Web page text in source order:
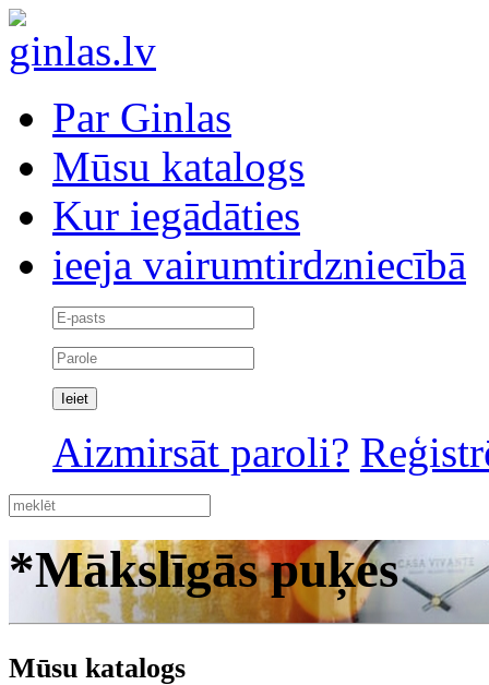
Par Ginlas
Mūsu katalogs
Kur iegādāties
ieeja vairumtirdzniecībā
Aizmirsāt paroli?
*Mākslīgās puķes
Mūsu katalogs